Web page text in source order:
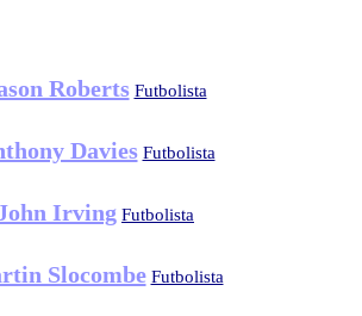
Roberts Futbolista
Davies Futbolista
Irving Futbolista
Slocombe Futbolista